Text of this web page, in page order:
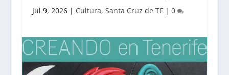
Jul 9, 2026| Cultura, Santa Cruz de TF| 0